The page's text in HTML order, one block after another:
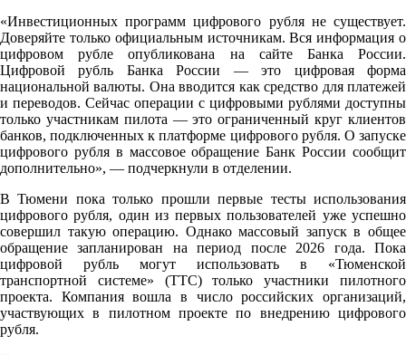
«Инвестиционных программ цифрового рубля не существует.
Доверяйте только официальным источникам. Вся информация о
цифровом рубле опубликована на сайте Банка России.
Цифровой рубль Банка России — это цифровая форма
национальной валюты. Она вводится как средство для платежей
и переводов. Сейчас операции с цифровыми рублями доступны
только участникам пилота — это ограниченный круг клиентов
банков, подключенных к платформе цифрового рубля. О запуске
цифрового рубля в массовое обращение Банк России сообщит
дополнительно», — подчеркнули в отделении.
В Тюмени пока только прошли первые тесты использования
цифрового рубля, один из первых пользователей уже успешно
совершил такую операцию. Однако массовый запуск в общее
обращение запланирован на период после 2026 года. Пока
цифровой рубль могут использовать в «Тюменской
транспортной системе» (ТТС) только участники пилотного
проекта. Компания вошла в число российских организаций,
участвующих в пилотном проекте по внедрению цифрового
рубля.